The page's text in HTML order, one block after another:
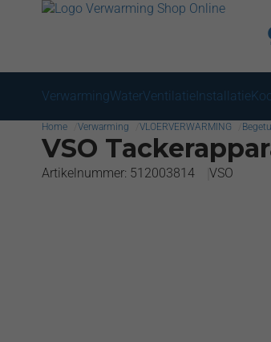
VerwarmingWaterVentilatieInstallatie
Home Verwarming VLOERVERWARMING
VSO
Artikelnummer: 512003814 VSO